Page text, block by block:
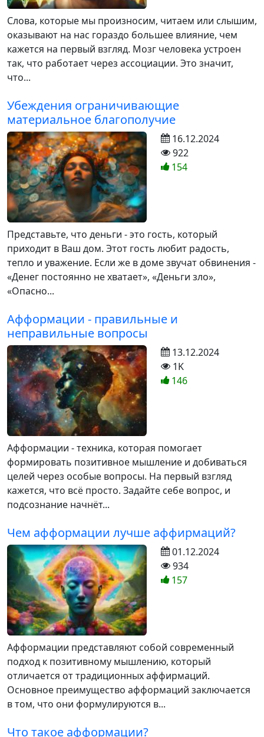
Слова, которые мы произносим, читаем или слышим,
оказывают на нас гораздо большее влияние, чем
кажется на первый взгляд. Мозг человека устроен
так, что работает через ассоциации. Это значит,
что...
Убеждения ограничивающие
материальное благополучие
Представьте, что деньги - это гость, который
приходит в Ваш дом. Этот гость любит радость,
тепло и уважение. Если же в доме звучат обвинения -
«Денег постоянно не хватает», «Деньги зло»,
«Опасно...
16.12.2024
922
154
Афформации - правильные и
неправильные вопросы
Афформации - техника, которая помогает
формировать позитивное мышление и добиваться
целей через особые вопросы. На первый взгляд
кажется, что всё просто. Задайте себе вопрос, и
подсознание начнёт...
13.12.2024
1K
146
Чем афформации лучше аффирмаций?
Афформации представляют собой современный
подход к позитивному мышлению, который
отличается от традиционных аффирмаций.
Основное преимущество афформаций заключается
в том, что они формулируются в...
01.12.2024
934
157
Что такое афформации?